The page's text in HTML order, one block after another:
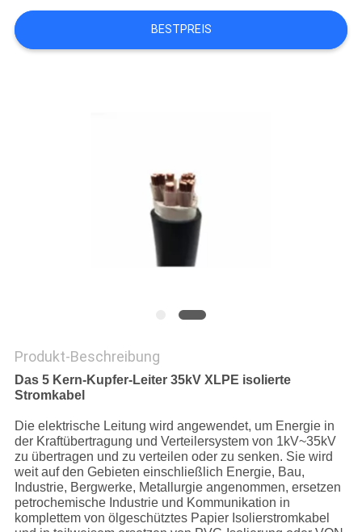
FORDERN
SIE
BESTPREIS
Produkt-Beschreibung
Das 5 Kern-Kupfer-Leiter 35kV XLPE isolierte
Stromkabel
Die elektrische Leitung wird angewendet, um Energie in
der Kraftübertragung und Verteilersystem von 1kV~35kV
zu übertragen und zu verteilen oder zu senken. Sie wird
weit auf den Gebieten einschließlich Energie, Bau,
Industrie, Bergwerke, Metallurgie angenommen, ersetzen
petrochemische Industrie und Kommunikation in
komplettem von ölgeschütztes Papier Isolierstromkabel